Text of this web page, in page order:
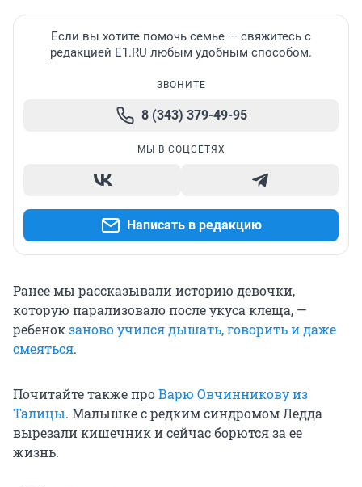
Если вы хотите помочь семье — свяжитесь с
редакцией E1.RU любым удобным способом.
ЗВОНИТЕ
8 (343) 379-49-95
МЫ В СОЦСЕТЯХ
Написать в редакцию
Ранее мы рассказывали историю девочки,
которую парализовало после укуса клеща, —
ребенокзаново учился дышать, говорить и даже
смеяться.
Почитайте также проВарю Овчинникову из
Талицы. Малышке с редким синдромом Ледда
вырезали кишечник и сейчас борются за ее
жизнь.